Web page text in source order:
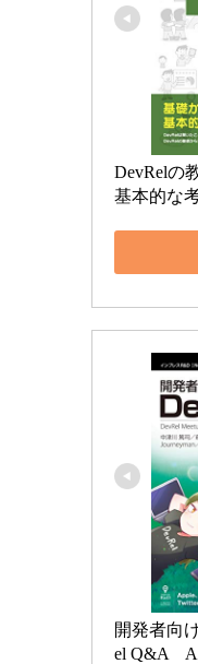
DevRelの
基本的な
開発者向
el Q&A　